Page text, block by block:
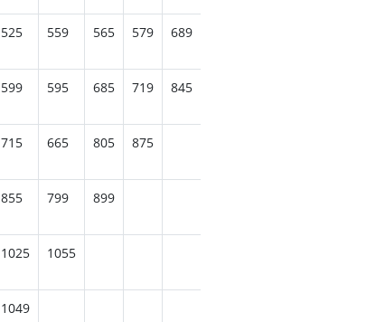
525 559 565 579 689
599 595 685 719 845
715 665 805 875
855 799 899
1025 1055
1049